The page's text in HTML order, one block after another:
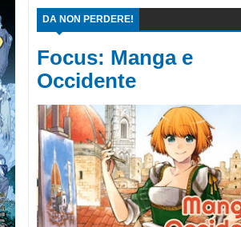
DA NON PERDERE!
Focus: Manga e
Occidente